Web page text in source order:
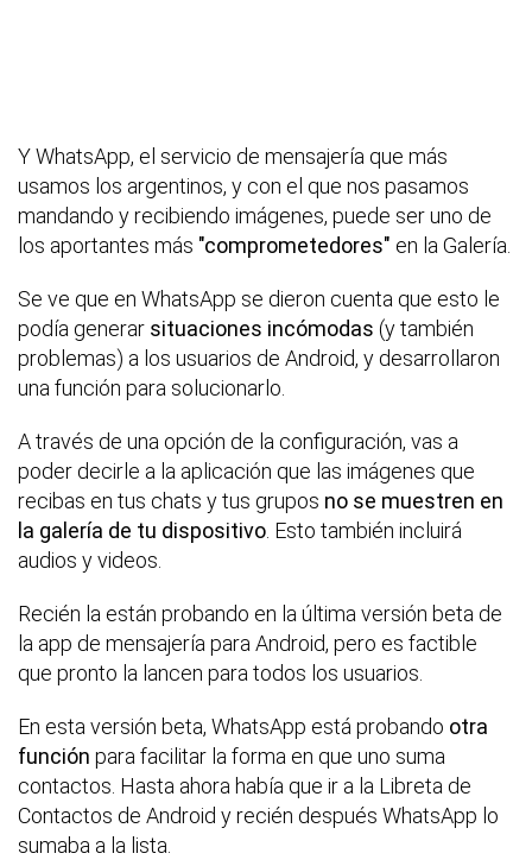
Y WhatsApp, el servicio de mensajería que más
usamos los argentinos, y con el que nos pasamos
mandando y recibiendo imágenes, puede ser uno de
los aportantes más "comprometedores" en la Galería.
Se ve que en WhatsApp se dieron cuenta que esto le
podía generar situaciones incómodas (y también
problemas) a los usuarios de Android, y desarrollaron
una función para solucionarlo.
A través de una opción de la configuración, vas a
poder decirle a la aplicación que las imágenes que
recibas en tus chats y tus grupos no se muestren en
la galería de tu dispositivo. Esto también incluirá
audios y videos.
Recién la están probando en la última versión beta de
la app de mensajería para Android, pero es factible
que pronto la lancen para todos los usuarios.
En esta versión beta, WhatsApp está probando otra
función para facilitar la forma en que uno suma
contactos. Hasta ahora había que ir a la Libreta de
Contactos de Android y recién después WhatsApp lo
sumaba a la lista.